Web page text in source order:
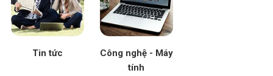
Tin tức
Công nghệ - Máy
tính